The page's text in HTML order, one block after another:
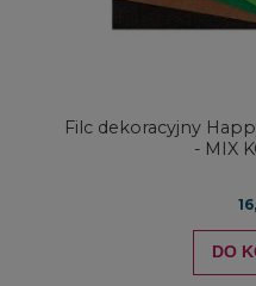
Filc dekoracyjny
- MIX
DO